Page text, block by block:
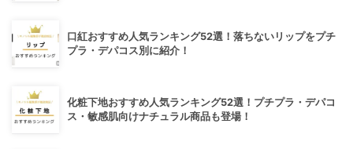
口紅おすすめ人気ランキング52選！落ちないリップをプチ
プラ・デパコス別に紹介！
化粧下地おすすめ人気ランキング52選！プチプラ・デパコ
ス・敏感肌向けナチュラル商品も登場！